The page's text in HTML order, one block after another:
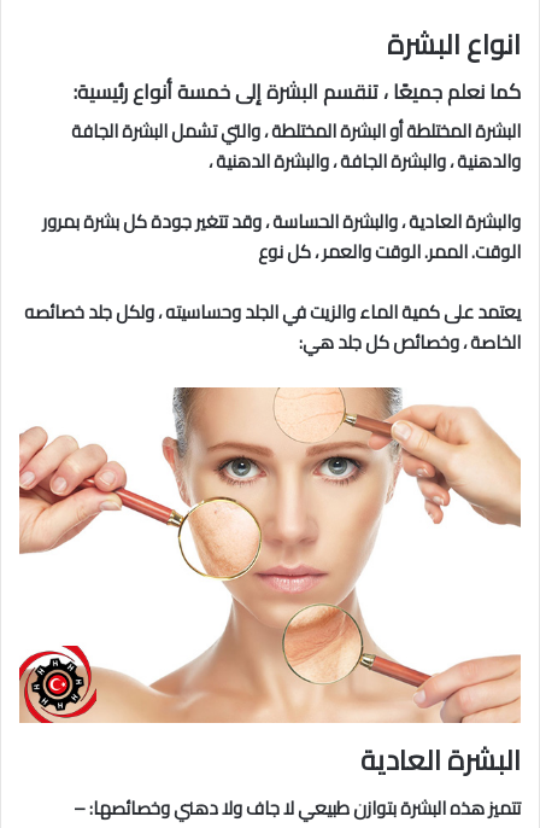
انواع البشرة
كما نعلم جميعًا ، تنقسم البشرة إلى خمسة أنواع رئيسية:
البشرة المختلطة أو البشرة المختلطة ، والتي تشمل البشرة الجافة
والدهنية ، والبشرة الجافة ، والبشرة الدهنية ،
والبشرة العادية ، والبشرة الحساسة ، وقد تتغير جودة كل بشرة بمرور
الوقت. الممر. الوقت والعمر ، كل نوع
يعتمد على كمية الماء والزيت في الجلد وحساسيته ، ولكل جلد خصائصه
الخاصة ، وخصائص كل جلد هي:
البشرة العادية
تتميز هذه البشرة بتوازن طبيعي لا جاف ولا دهني وخصائصها: –